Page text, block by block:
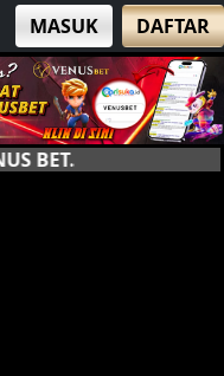
MASUK DAFTAR